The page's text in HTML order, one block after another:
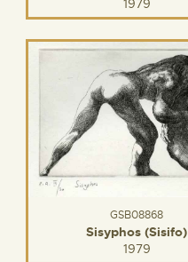
1979
GSB08868
Sisyphos (Sisifo)
1979